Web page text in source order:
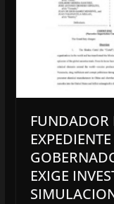
EXIGE